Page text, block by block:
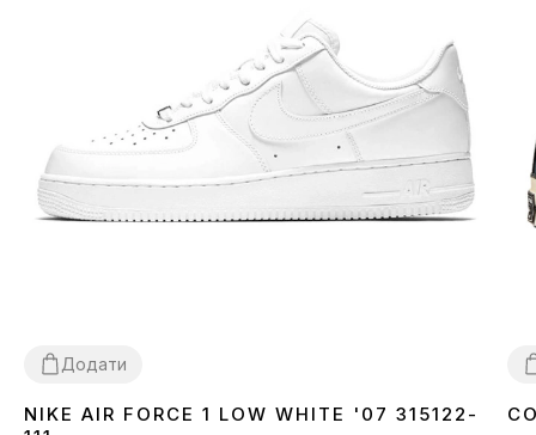
Додати
3637 38 39 40414243 444546
NIKE AIR FORCE 1 LOW WHITE '07 315122-